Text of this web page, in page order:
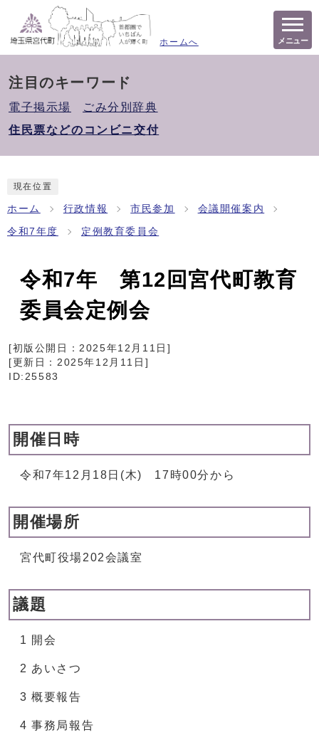
ホームへ メニュー
注目のキーワード
電子掲示場
ごみ分別辞典
住民票などのコンビニ交付
現在位置
ホーム 行政情報 市民参加 会議開催案内
令和7年度 定例教育委員会
令和7年 第12回宮代町教育
委員会定例会
[初版公開日：2025年12月11日 ]
[更新日： 2025年12月11日 ]
ID:25583
開催日時
令和7年12月18日(木) 17時00分から
開催場所
宮代町役場202会議室
議題
1 開会
2 あいさつ
3 概要報告
4 事務局報告